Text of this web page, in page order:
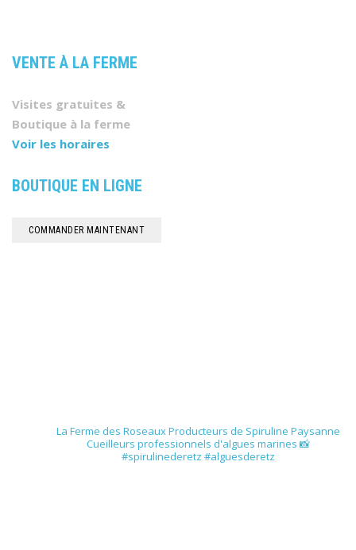
VENTE À LA FERME
Visites gratuites &
Boutique à la ferme
Voir les horaires
BOUTIQUE EN LIGNE
COMMANDER MAINTENANT
La Ferme des RoseauxProducteurs de Spiruline Paysanne
Cueilleurs professionnels d'algues marines 📸
#spirulinederetz #alguesderetz